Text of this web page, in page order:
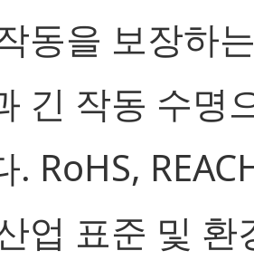
동을 보장하
긴 작동 수명
. RoHS,
업 표준 및 환